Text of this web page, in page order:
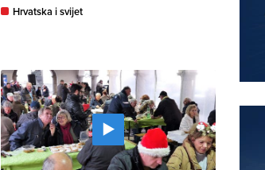
Hrvatska i svijet